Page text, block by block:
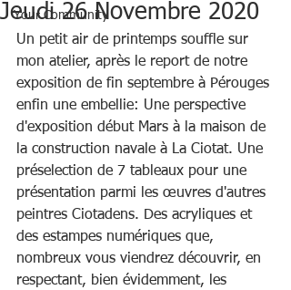
Your Community
Jeudi 26 Novembre 2020
Un petit air de printemps souffle sur
mon atelier, après le report de notre
exposition de fin septembre à Pérouges
enfin une embellie: Une perspective
d'exposition début Mars à la maison de
la construction navale à La Ciotat. Une
préselection de 7 tableaux pour une
présentation parmi les œuvres d'autres
peintres Ciotadens. Des acryliques et
des estampes numériques que,
nombreux vous viendrez découvrir, en
respectant, bien évidemment, les